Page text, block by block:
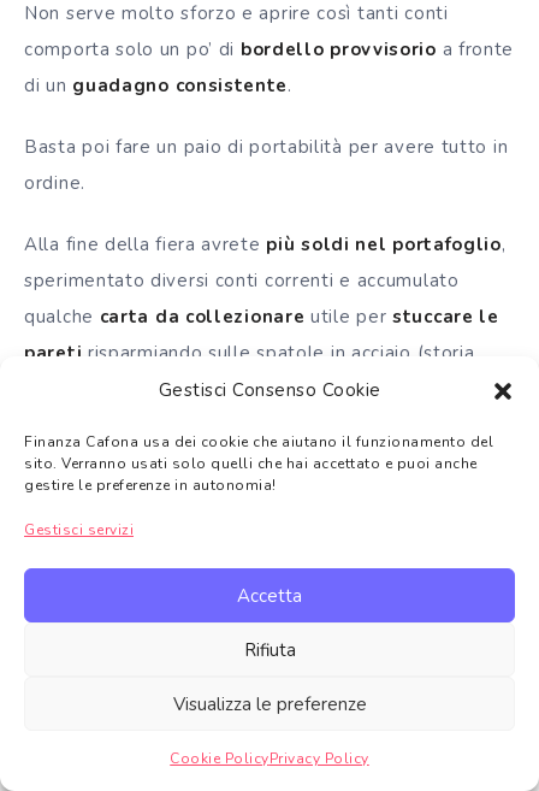
Gestisci Consenso Cookie
Finanza Cafona usa dei cookie che aiutano il funzionamento del
sito. Verranno usati solo quelli che hai accettato e puoi anche
gestire le preferenze in autonomia!
Gestisci servizi
Accetta
Rifiuta
Visualizza le preferenze
Cookie PolicyPrivacy Policy
Non serve molto sforzo e aprire così tanti conti
comporta solo un po’ di bordello provvisorio a fronte
di un guadagno consistente.
Basta poi fare un paio di portabilità per avere tutto in
ordine.
Alla fine della fiera avrete più soldi nel portafoglio,
sperimentato diversi conti correnti e accumulato
qualche carta da collezionare utile per stuccare le
pareti risparmiando sulle spatole in acciaio (storia
Quindi? Beh, buon lavoro taccagni!
o ascoltando il
vuoi mostrare il tuo apprezzamento in altra maniera
acquista su Amazon daquesto link
referral
: